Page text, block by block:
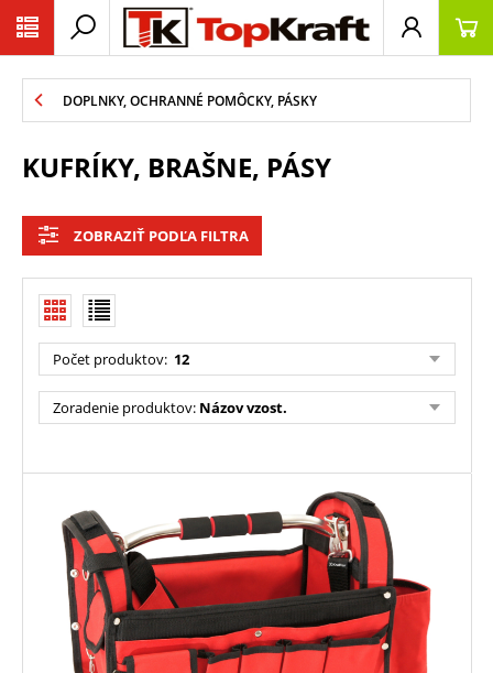
DOPLNKY, OCHRANNÉ POMÔCKY, PÁSKY
KUFRÍKY, BRAŠNE, PÁSY
ZOBRAZIŤ PODĽA FILTRA
Počet produktov: 12
Zoradenie produktov: Názov vzost.